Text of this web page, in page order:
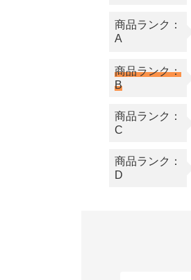
商品ランク：
A
商品ランク：
B
商品ランク：
C
商品ランク：
D